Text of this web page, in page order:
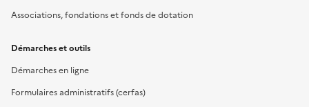
Associations, fondations et fonds de dotation
Démarches et outils
Démarches en ligne
Formulaires administratifs (cerfas)